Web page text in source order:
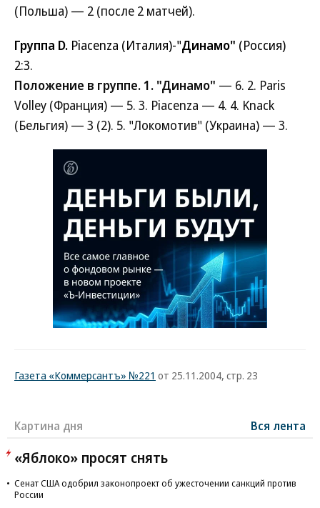
(Польша) — 2 (после 2 матчей).
Группа D. Piacenza (Италия)-"Динамо" (Россия)
2:3.
Положение в группе. 1. "Динамо" — 6. 2. Paris
Volley (Франция) — 5. 3. Piacenza — 4. 4. Knack
(Бельгия) — 3 (2). 5. "Локомотив" (Украина) — 3.
Газета «Коммерсантъ» №221 от 25.11.2004, стр. 23
Картина дня Вся лента
«Яблоко» просят снять
Сенат США одобрил законопроект об ужесточении санкций против
России